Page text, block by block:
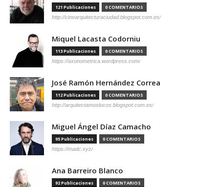
121 Publicaciones 0 COMENTARIOS
http://cinearquitecturaciudad.blogspot.com.es/
Miquel Lacasta Codorniu
113 Publicaciones 0 COMENTARIOS
https://axonometrica.wordpress.com/
José Ramón Hernández Correa
112 Publicaciones 0 COMENTARIOS
http://arquitectamoslocos.blogspot.com.es/
Miguel Ángel Díaz Camacho
95 Publicaciones 0 COMENTARIOS
https://madc.xyz/
Ana Barreiro Blanco
92 Publicaciones 0 COMENTARIOS